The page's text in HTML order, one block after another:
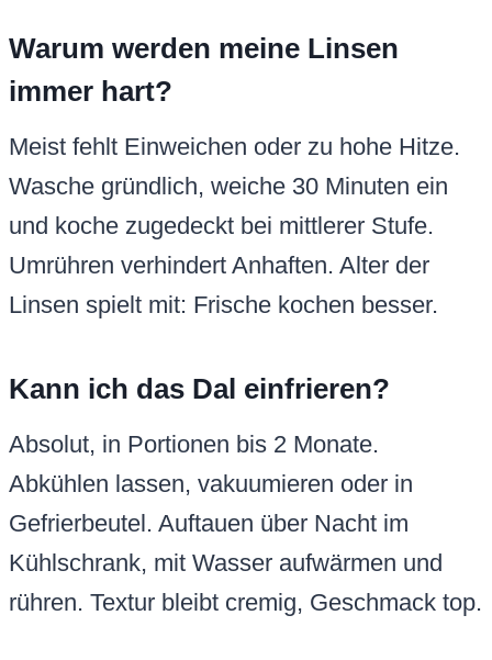
Warum werden meine Linsen
immer hart?
Meist fehlt Einweichen oder zu hohe Hitze.
Wasche gründlich, weiche 30 Minuten ein
und koche zugedeckt bei mittlerer Stufe.
Umrühren verhindert Anhaften. Alter der
Linsen spielt mit: Frische kochen besser.
Kann ich das Dal einfrieren?
Absolut, in Portionen bis 2 Monate.
Abkühlen lassen, vakuumieren oder in
Gefrierbeutel. Auftauen über Nacht im
Kühlschrank, mit Wasser aufwärmen und
rühren. Textur bleibt cremig, Geschmack top.